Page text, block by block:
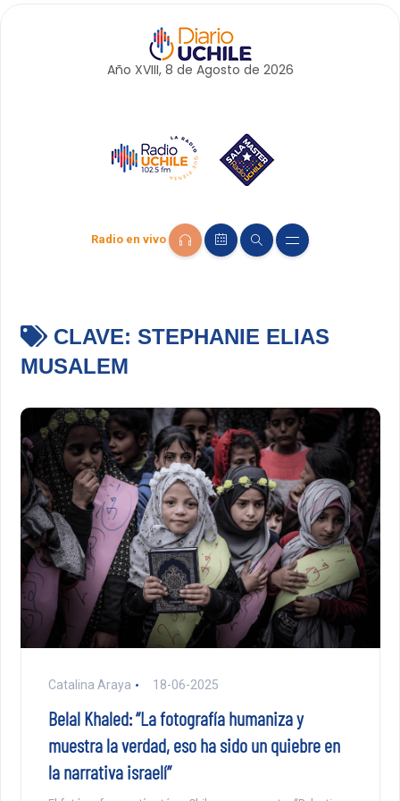
Año XVIII, 8 de Agosto de 2026
Radio en vivo
CLAVE: STEPHANIE ELIAS
MUSALEM
Catalina Araya 18-06-2025
Belal Khaled: “La fotografía humaniza y
muestra la verdad, eso ha sido un quiebre en
la narrativa israelí”